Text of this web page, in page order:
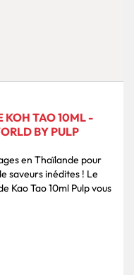
KOH TAO 10ML -
BY PULP
en Thaïlande pour
inédites ! Le